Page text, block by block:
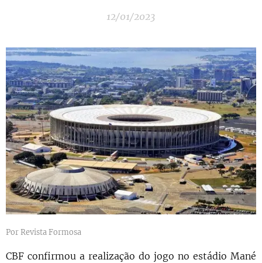
12/01/2023
Por Revista Formosa
CBF confirmou a realização do jogo no estádio Mané